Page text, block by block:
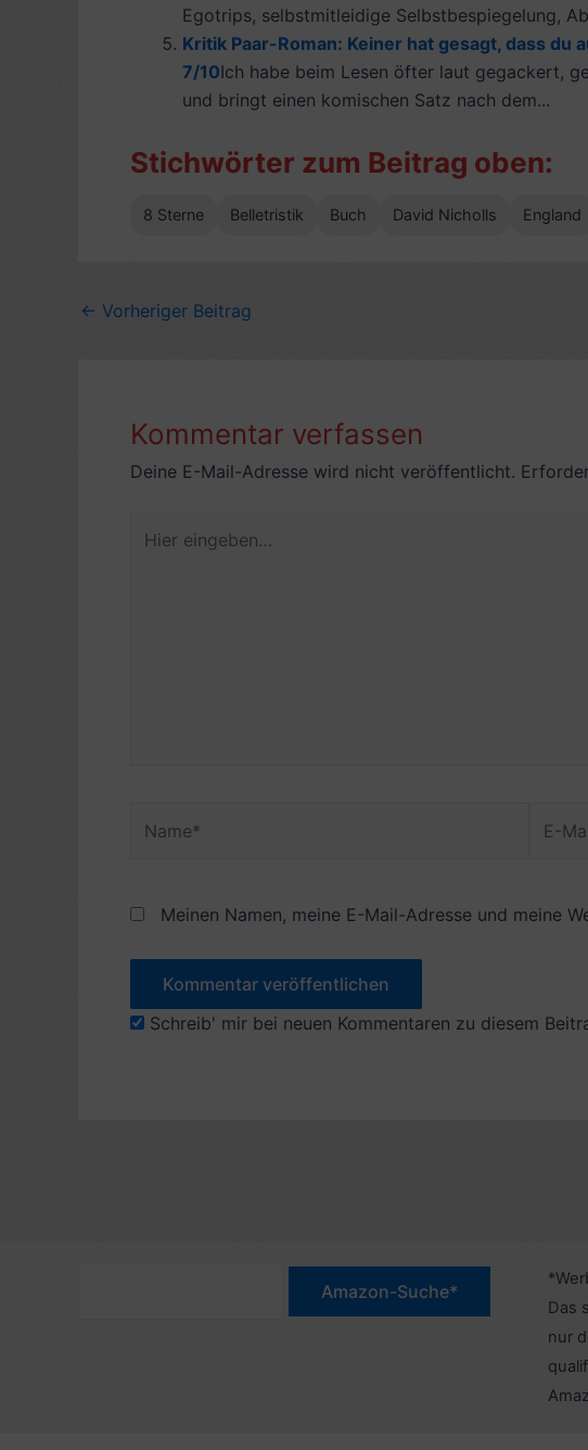
Egotrips, selbstmitleidige Selbstbespiegelung,
Kritik Paar-Roman: Keiner hat gesagt, dass du
7/10Ich habe beim Lesen öfter laut gegackert,
und bringt einen komischen Satz nach dem...
Stichwörter zum Beitrag oben:
8 Sterne Belletristik Buch David Nicholls England
← Vorheriger Beitrag
Kommentar verfassen
Deine E-Mail-Adresse wird nicht veröffentlicht.
eingeben…
Mail-
Meinen Namen, meine E-Mail-Adresse und meine
Schreib' mir bei neuen Kommentaren zu diesem
Das
nur